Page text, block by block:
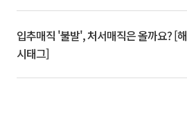
입추매직 '불발', 처서매직은 올까요? [해
시태그]